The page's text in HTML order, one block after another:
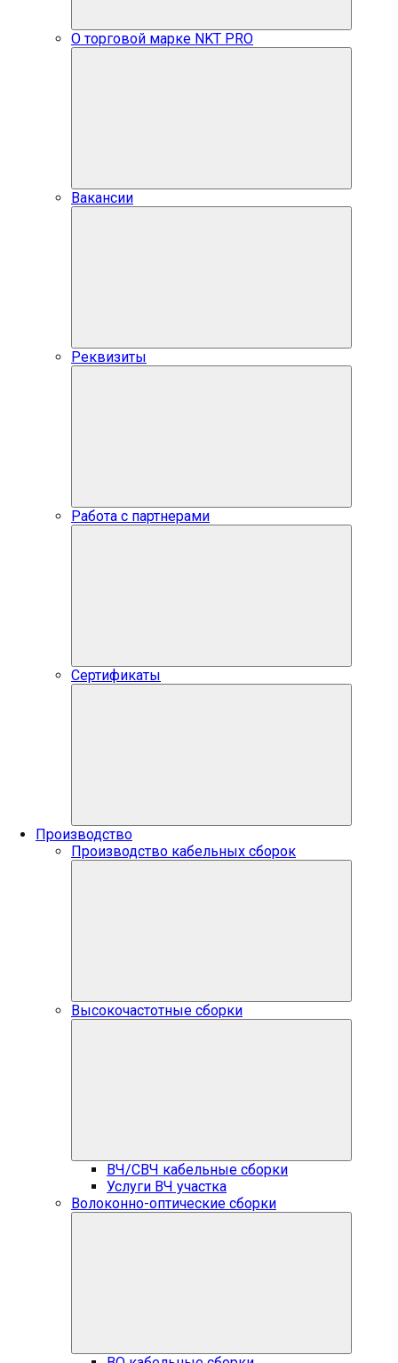
О торговой марке NKT PRO
Вакансии
Реквизиты
Работа с партнерами
Сертификаты
Производство
Производство кабельных сборок
Высокочастотные сборки
ВЧ/СВЧ кабельные сборки
Услуги ВЧ участка
Волоконно-оптические сборки